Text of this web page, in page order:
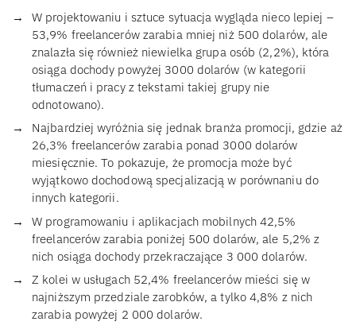
W projektowaniu i sztuce sytuacja wygląda nieco lepiej –
53,9% freelancerów zarabia mniej niż 500 dolarów, ale
znalazła się również niewielka grupa osób (2,2%), która
osiąga dochody powyżej 3000 dolarów (w kategorii
tłumaczeń i pracy z tekstami takiej grupy nie
odnotowano).
Najbardziej wyróżnia się jednak branża promocji, gdzie aż
26,3% freelancerów zarabia ponad 3000 dolarów
miesięcznie. To pokazuje, że promocja może być
wyjątkowo dochodową specjalizacją w porównaniu do
innych kategorii.
W programowaniu i aplikacjach mobilnych 42,5%
freelancerów zarabia poniżej 500 dolarów, ale 5,2% z
nich osiąga dochody przekraczające 3 000 dolarów.
Z kolei w usługach 52,4% freelancerów mieści się w
najniższym przedziale zarobków, a tylko 4,8% z nich
zarabia powyżej 2 000 dolarów.